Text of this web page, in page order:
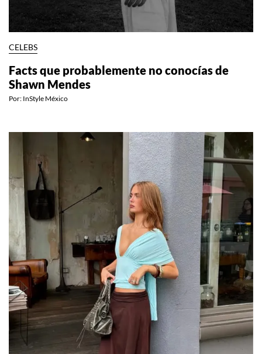
CELEBS
Facts que probablemente no conocías de
Shawn Mendes
Por: InStyle México